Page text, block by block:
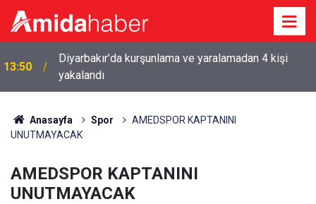
13:22
CHP İl Başkanı Eke: Kılıçdaroğlu Diyarbakır’a
gelecek
Anasayfa Spor
AMEDSPOR KAPTANINI
UNUTMAYACAK
AMEDSPOR KAPTANINI
UNUTMAYACAK